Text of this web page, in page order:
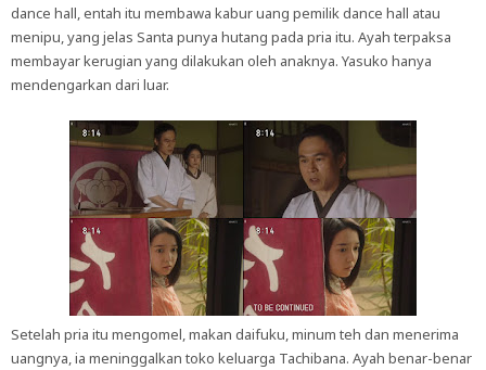
dance hall, entah itu membawa kabur uang pemilik dance hall atau
menipu, yang jelas Santa punya hutang pada pria itu. Ayah terpaksa
membayar kerugian yang dilakukan oleh anaknya. Yasuko hanya
mendengarkan dari luar.
Setelah pria itu mengomel, makan daifuku, minum teh dan menerima
uangnya, ia meninggalkan toko keluarga Tachibana. Ayah benar-benar